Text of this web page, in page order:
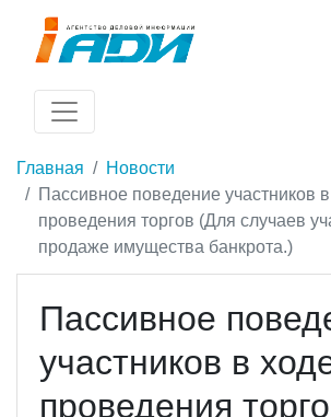
Главная
Новости
Пассивное поведение участников
проведения торгов (Для случаев
продаже имущества банкрота.)
Пассивное
участников в
проведения